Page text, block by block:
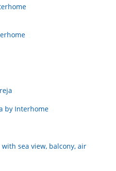
by Interhome
sea view, balcony, air